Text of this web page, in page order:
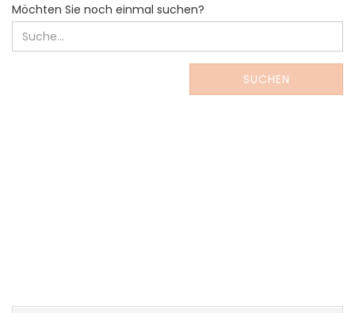
MÖCHTEN
SIE
NOCH
EINMAL
Möchten Sie noch einmal suchen?
SUCHEN